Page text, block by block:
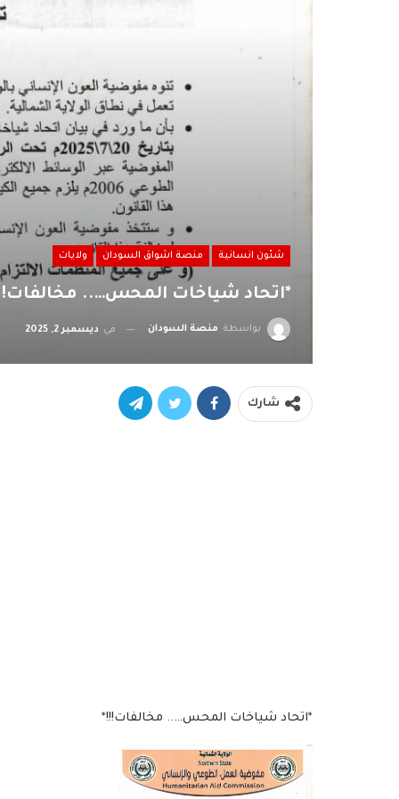
شئون انسانية منصة اشواق السودان ولايات
*اتحاد شياخات المحس…..
بواسطة منصة السودان في ديسمبر 2, 2025
شارك
*اتحاد شياخات المحس….. مخالفات!!!*